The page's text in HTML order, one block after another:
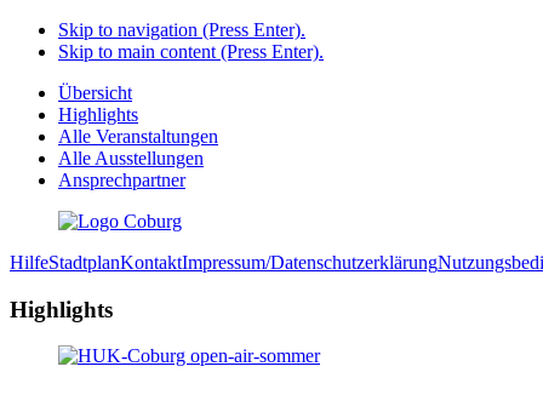
Skip to navigation (Press Enter).
Skip to main content (Press Enter).
Übersicht
Highlights
Alle Veranstaltungen
Alle Ausstellungen
Ansprechpartner
HilfeStadtplanKontaktImpressum/Datenschutzerklärung
Highlights